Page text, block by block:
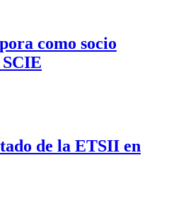
como socio
de la ETSII en